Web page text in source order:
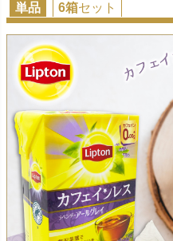
単品 6箱セット